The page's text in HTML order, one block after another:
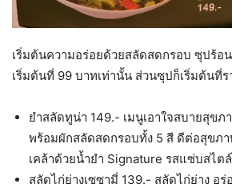
เริ่มต้นความอร่อยด้วยสลัดสดกรอบ ซุปร้อ
เริ่มต้นที่ 99 บาทเท่านั้น ส่วนซุปก็เริ่มต้นที่
ยำสลัดทูน่า 149.- เมนูเอาใจสบายสุข
พร้อมผักสลัดสดกรอบทั้ง 5 สี ดีต่อสุขภา
เคล้าด้วยน้ำยำ Signature รสแซ่บสไต
สลัดไก่ย่างเซซามี่ 139.- สลัดไก่ย่าง อ